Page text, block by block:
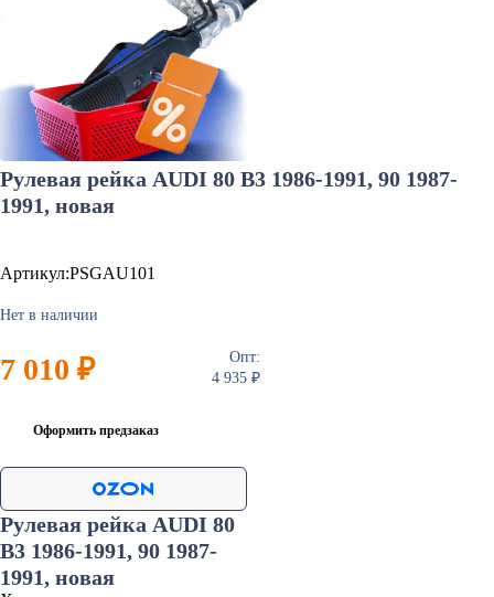
Рулевая рейка AUDI 80 B3 1986-1991, 90 1987-
1991, новая
Артикул:PSGAU101
Нет в наличии
7 010 ₽
Опт:
4 935 ₽
Оформить предзаказ
Рулевая рейка AUDI 80
B3 1986-1991, 90 1987-
1991, новая